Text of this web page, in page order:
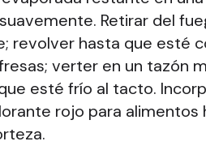
Retirar del
revolver hasta que esté
verter en un tazón
esté frío al tacto.
rojo para alimentos